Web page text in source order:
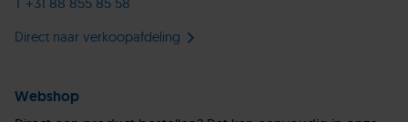
Direct naar verkoopafdeling
Webshop